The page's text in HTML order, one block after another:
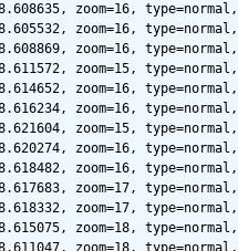
zoom=16,
zoom=16,
zoom=16,
zoom=15,
zoom=16,
zoom=16,
zoom=15,
zoom=16,
zoom=16,
zoom=17,
zoom=17,
zoom=18,
zoom=18,